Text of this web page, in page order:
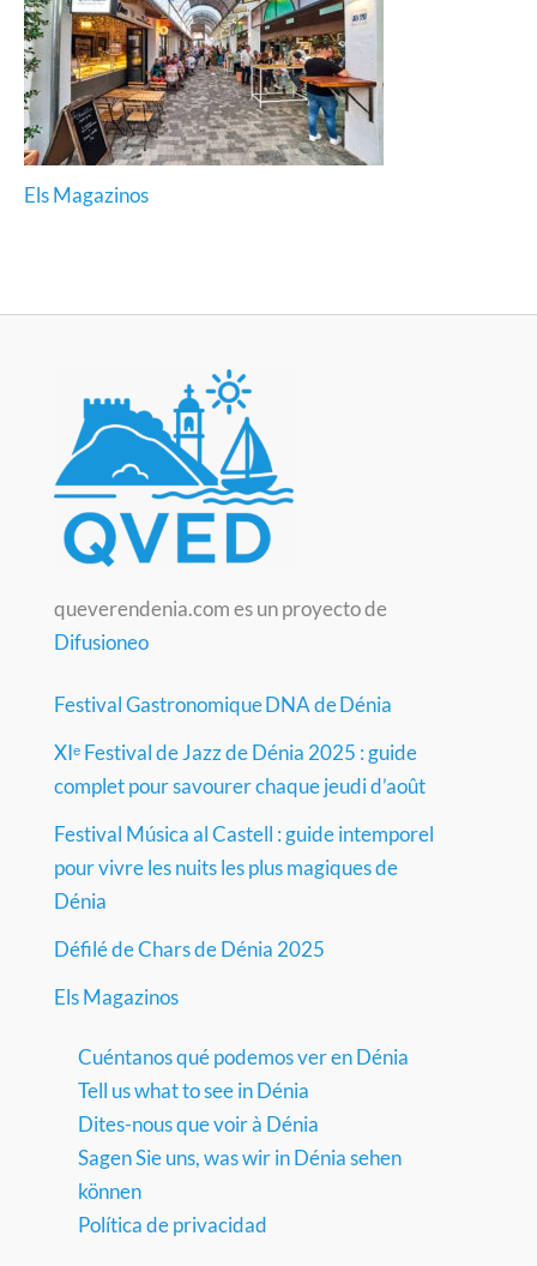
Els Magazinos
queverendenia.com es un proyecto de
Difusioneo
Festival Gastronomique DNA de Dénia
XIᵉ Festival de Jazz de Dénia 2025 : guide
complet pour savourer chaque jeudi d’août
Festival Música al Castell : guide intemporel
pour vivre les nuits les plus magiques de
Dénia
Défilé de Chars de Dénia 2025
Els Magazinos
Cuéntanos qué podemos ver en Dénia
Tell us what to see in Dénia
Dites-nous que voir à Dénia
Sagen Sie uns, was wir in Dénia sehen
können
Política de privacidad